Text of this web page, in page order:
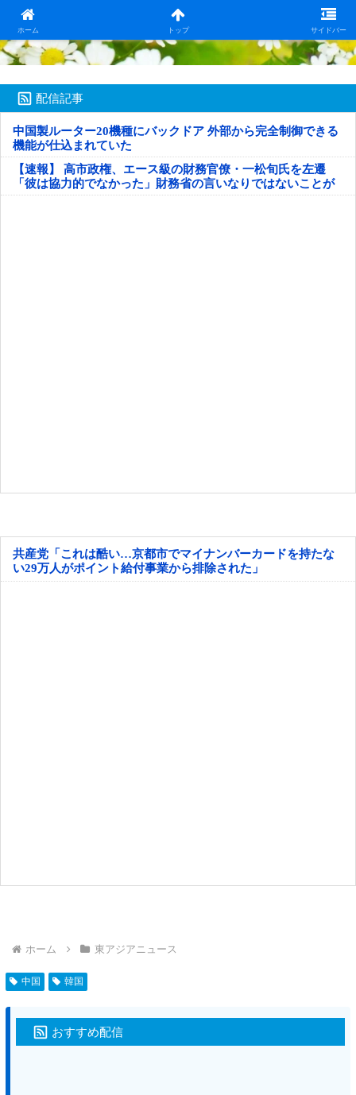
ホーム トップ サイドバー
日本第一！ニュース録
配信記事
中国製ルーター20機種にバックドア 外部から完全制御できる
機能が仕込まれていた
【速報】 高市政権、エース級の財務官僚・一松旬氏を左遷
「彼は協力的でなかった」財務省の言いなりではないことが
判明
共産党「これは酷い…京都市でマイナンバーカードを持たな
い29万人がポイント給付事業から排除された」
ホーム 東アジアニュース
中国 韓国
おすすめ配信